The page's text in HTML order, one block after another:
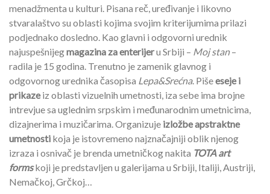
menadžmenta u kulturi. Pisana reč, uređivanje i likovno
stvaralaštvo su oblasti kojima svojim kriterijumima prilazi
podjednako dosledno. Kao glavni i odgovorni urednik
najuspešnijegmagazina za enterijeru Srbiji – Moj stan–
radila je 15 godina. Trenutno je zamenik glavnog i
odgovornog urednika časopisa Lepa&Srećna. Pišeeseje i
prikazeiz oblasti vizuelnih umetnosti, iza sebe ima brojne
intrevjue sa uglednim srpskim i međunarodnim umetnicima,
dizajnerima i muzičarima. Organizuje izložbe apstraktne
umetnosti koja je istovremeno najznačajniji oblik njenog
izraza i osnivač je brenda umetničkog nakita TOTA art
forms koji je predstavljen u galerijama u Srbiji, Italiji, Austriji,
Nemačkoj, Grčkoj…